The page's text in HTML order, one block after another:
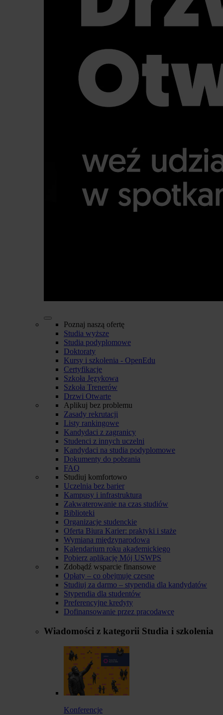
Poznaj naszą ofertę
Studia wyższe
Studia podyplomowe
Doktoraty
Kursy i szkolenia - OpenEdu
Certyfikacje
Szkoła Językowa
Szkoła Trenerów
Drzwi Otwarte
Aplikuj bez problemu
Zasady rekrutacji
Listy rankingowe
Kandydaci z zagranicy
Studenci z innych uczelni
Kandydaci na studia podyplomowe
Dokumenty do pobrania
FAQ
Studiuj komfortowo
Uczelnia bez barier
Kampusy i infrastruktura
Zakwaterowanie na czas studiów
Biblioteki
Organizacje studenckie
Oferta Biura Karier: praktyki i staże
Wymiana międzynarodowa
Kalendarium roku akademickiego
Pobierz aplikację Mój USWPS
Zdobądź wsparcie finansowe
Opłaty – co obejmuje czesne
Studiuj za darmo – stypendia dla kandydatów
Stypendia dla studentów
Preferencyjne kredyty
Dofinansowanie przez pracodawcę
Wiadomości z kategorii Studia i szkolenia
Konferencje